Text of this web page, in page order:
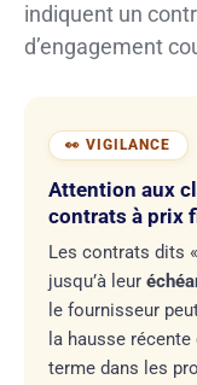
indiquent un
d’engagement
Attention aux
contrats à prix
Les contrats dits
jusqu’à leur
le fournisseur
la hausse
terme dans les